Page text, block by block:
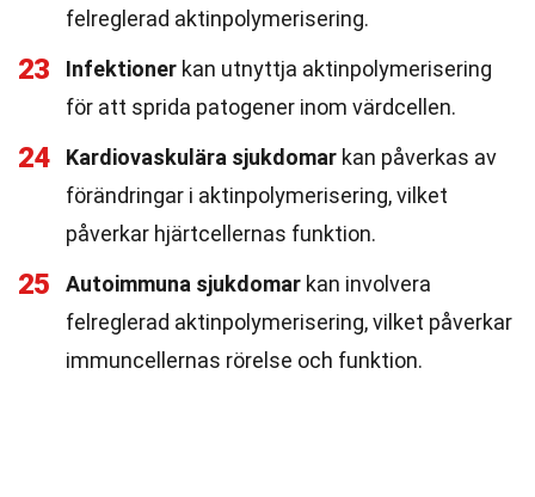
felreglerad aktinpolymerisering.
23 Infektioner kan utnyttja aktinpolymerisering
för att sprida patogener inom värdcellen.
24 Kardiovaskulära sjukdomar kan påverkas av
förändringar i aktinpolymerisering, vilket
påverkar hjärtcellernas funktion.
25 Autoimmuna sjukdomar kan involvera
felreglerad aktinpolymerisering, vilket påverkar
immuncellernas rörelse och funktion.